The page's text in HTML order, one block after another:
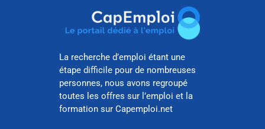
La recherche d’emploi étant une
étape difficile pour de nombreuses
personnes, nous avons regroupé
toutes les offres sur l’emploi et la
formation sur Capemploi.net